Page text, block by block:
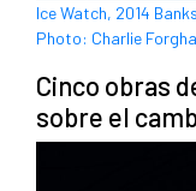
Ice Watch, 2014
Photo: Charlie
Cinco obras
sobre el